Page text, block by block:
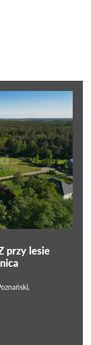
przy lesie